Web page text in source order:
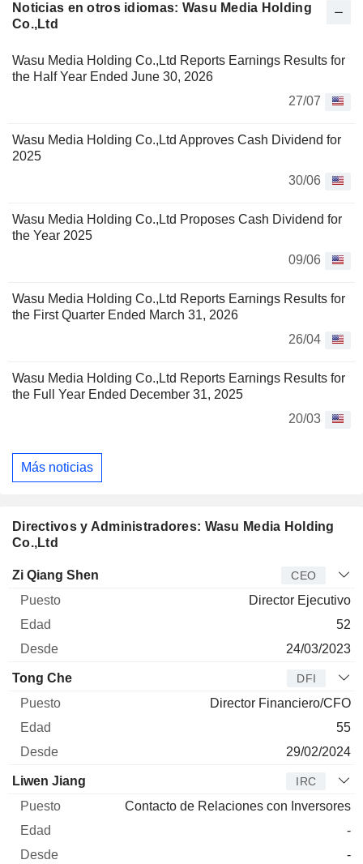
Noticias en otros idiomas: Wasu Media Holding
Co.,Ltd
Wasu Media Holding Co.,Ltd Reports Earnings Results for
the Half Year Ended June 30, 2026
27/07
Wasu Media Holding Co.,Ltd Approves Cash Dividend for
2025
30/06
Wasu Media Holding Co.,Ltd Proposes Cash Dividend for
the Year 2025
09/06
Wasu Media Holding Co.,Ltd Reports Earnings Results for
the First Quarter Ended March 31, 2026
26/04
Wasu Media Holding Co.,Ltd Reports Earnings Results for
the Full Year Ended December 31, 2025
20/03
Más noticias
Directivos y Administradores: Wasu Media Holding
Co.,Ltd
Director Puesto
Zi Qiang Shen CEO
Director Ejecutivo
52
24/03/2023
Tong Che DFI
Director Financiero/CFO
55
29/02/2024
Liwen Jiang IRC
Contacto de Relaciones con Inversores
-
-